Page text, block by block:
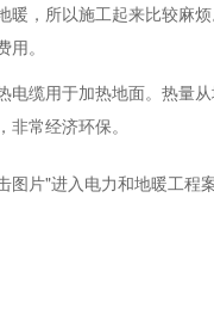
暖，所以施工起来比较麻
用。
电缆用于加热地面。热量
非常经济环保。
图片"进入电力和地暖工程